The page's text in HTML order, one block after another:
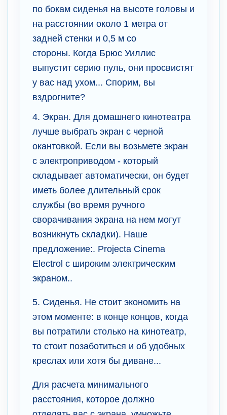
по бокам сиденья на высоте головы и
на расстоянии около 1 метра от
задней стенки и 0,5 м со
стороны. Когда Брюс Уиллис
выпустит серию пуль, они просвистят
у вас над ухом... Спорим, вы
вздрогните?
4. Экран. Для домашнего кинотеатра
лучше выбрать экран с черной
окантовкой. Если вы возьмете экран
с электроприводом - который
складывает автоматически, он будет
иметь более длительный срок
службы (во время ручного
сворачивания экрана на нем могут
возникнуть складки). Наше
предложение:. Projecta Cinema
Electrol с широким электрическим
экраном..
5. Сиденья. Не стоит экономить на
этом моменте: в конце концов, когда
вы потратили столько на кинотеатр,
то стоит позаботиться и об удобных
креслах или хотя бы диване...
Для расчета минимального
расстояния, которое должно